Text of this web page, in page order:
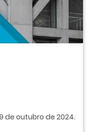
de outubro de 2024.